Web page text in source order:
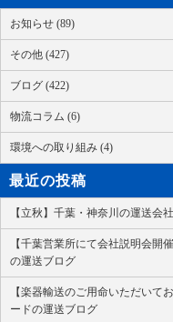
お知らせ (89)
その他 (427)
ブログ (422)
物流コラム (6)
環境への取り組み (4)
最近の投稿
【立秋】千葉・神奈川の運送会
【千葉営業所にて会社説明会開
の運送ブログ
【楽器輸送のご用命いただいて
ードの運送ブログ